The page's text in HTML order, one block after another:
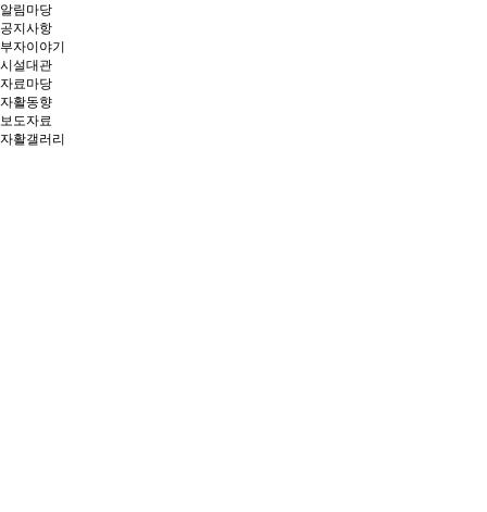
알림마당
공지사항
부자이야기
시설대관
자료마당
자활동향
보도자료
자활갤러리